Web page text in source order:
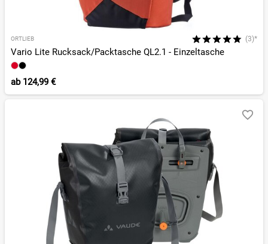
ORTLIEB (3)*
Vario Lite Rucksack/Packtasche QL2.1 - Einzeltasche
ab124,99 €